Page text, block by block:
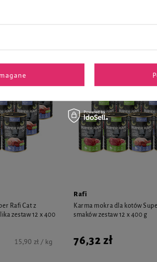
Rafi Cat z
zestaw 12 x 400
15,90 zł / kg
Rafi
Karma mokra dla kotów
smaków zestaw 12 x 400 g
76,32 zł